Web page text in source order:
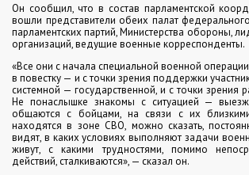
Он сообщил, что в состав парламентской
вошли представители обеих палат
парламентских партий, Министерства обороны,
организаций, ведущие военные корреспонденты.
«Все они с начала специальной военной
в повестку — и с точки зрения поддержки
системной — государственной, и с точки зрения
Не понаслышке знакомы с ситуацией —
общаются с бойцами, на связи с их
находятся в зоне СВО, можно сказать,
видят, в каких условиях выполняют задачи
живут, с какими трудностями, помимо
действий, сталкиваются», — сказал он.